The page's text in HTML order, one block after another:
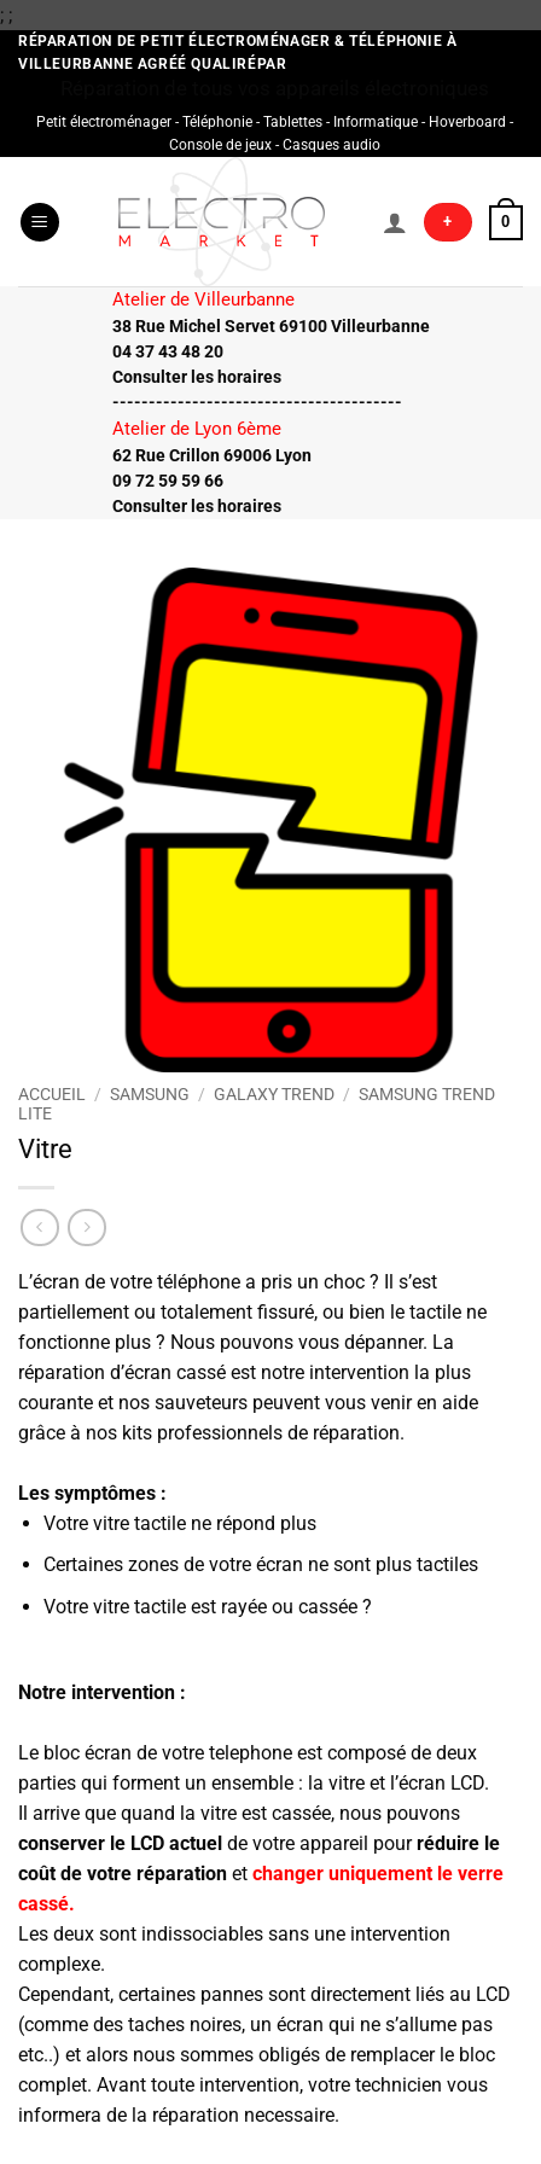
; ;Passer
au
contenu
RÉPARATION DE PETIT ÉLECTROMÉNAGER & TÉLÉPHONIE À
VILLEURBANNE AGRÉÉ QUALIRÉPAR
Petit électroménager - Téléphonie - Tablettes - Informatique - Hoverboard -
Console de jeux - Casques audio
+ 0
Atelier de Villeurbanne
38 Rue Michel Servet 69100 Villeurbanne
04 37 43 48 20
Consulter les horaires
----------------------------------------
Atelier de Lyon 6ème
62 Rue Crillon 69006 Lyon
09 72 59 59 66
Consulter les horaires
ACCUEIL / SAMSUNG / GALAXY TREND / SAMSUNG TREND
LITE
Vitre
L’écran de votre téléphone a pris un choc ? Il s’est
partiellement ou totalement fissuré, ou bien le tactile ne
fonctionne plus ? Nous pouvons vous dépanner. La
réparation d’écran cassé est notre intervention la plus
courante et nos sauveteurs peuvent vous venir en aide
grâce à nos kits professionnels de réparation.
Les symptômes :
Votre vitre tactile ne répond plus
Certaines zones de votre écran ne sont plus tactiles
Votre vitre tactile est rayée ou cassée ?
Notre intervention :
Le bloc écran de votre telephone est composé de deux
parties qui forment un ensemble : la vitre et l’écran LCD.
Il arrive que quand la vitre est cassée, nous pouvons
conserver le LCD actuel de votre appareil pourréduire le
coût de votre réparation et changer uniquement le verre
cassé.
Les deux sont indissociables sans une intervention
complexe.
Cependant, certaines pannes sont directement liés au LCD
(comme des taches noires, un écran qui ne s’allume pas
etc..) et alors nous sommes obligés de remplacer le bloc
complet. Avant toute intervention, votre technicien vous
informera de la réparation necessaire.